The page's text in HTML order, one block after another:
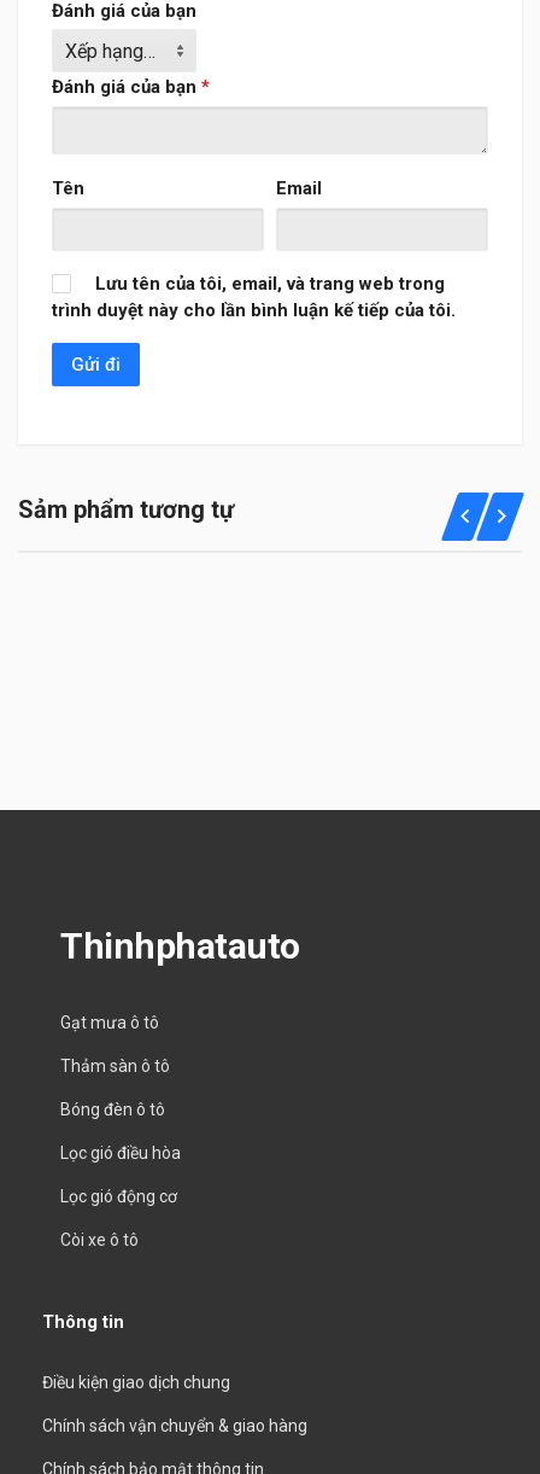
Đánh giá của bạn
Đánh giá của bạn *
Tên Email
Lưu tên của tôi, email, và trang web trong
trình duyệt này cho lần bình luận kế tiếp của tôi.
Sảm phẩm tương tự
Thinhphatauto
Gạt mưa ô tô
Thảm sàn ô tô
Bóng đèn ô tô
Lọc gió điều hòa
Lọc gió động cơ
Còi xe ô tô
Thông tin
Điều kiện giao dịch chung
Chính sách vận chuyển & giao hàng
Chính sách bảo mật thông tin